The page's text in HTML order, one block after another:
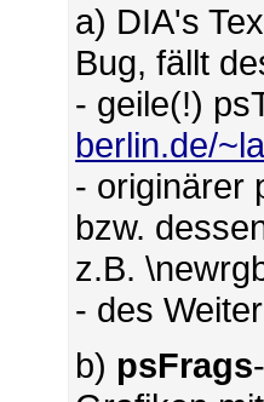
a) DIA's
Bug, fällt
- geile(!)
berlin.de/
- originärer
bzw.
z.B.
- des
b) psFrags